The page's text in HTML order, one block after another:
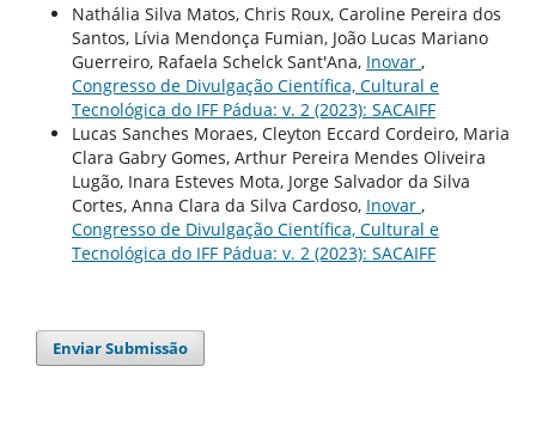
Nathália Silva Matos, Chris Roux, Caroline Pereira dos
Santos, Lívia Mendonça Fumian, João Lucas Mariano
Guerreiro, Rafaela Schelck Sant'Ana, Inovar ,
Congresso de Divulgação Científica, Cultural e
Tecnológica do IFF Pádua: v. 2 (2023): SACAIFF
Lucas Sanches Moraes, Cleyton Eccard Cordeiro, Maria
Clara Gabry Gomes, Arthur Pereira Mendes Oliveira
Lugão, Inara Esteves Mota, Jorge Salvador da Silva
Cortes, Anna Clara da Silva Cardoso, Inovar ,
Congresso de Divulgação Científica, Cultural e
Tecnológica do IFF Pádua: v. 2 (2023): SACAIFF
Enviar Submissão